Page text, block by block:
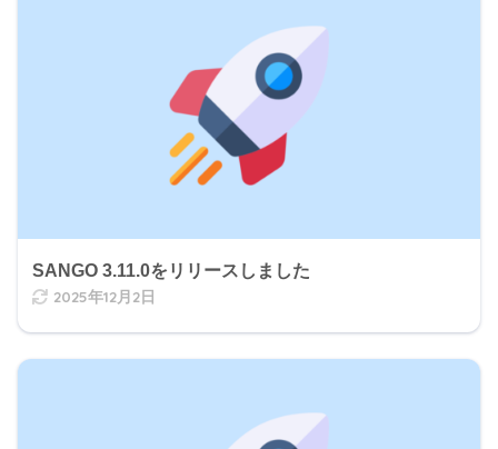
SANGO 3.11.0をリリースしました
2025年12月2日